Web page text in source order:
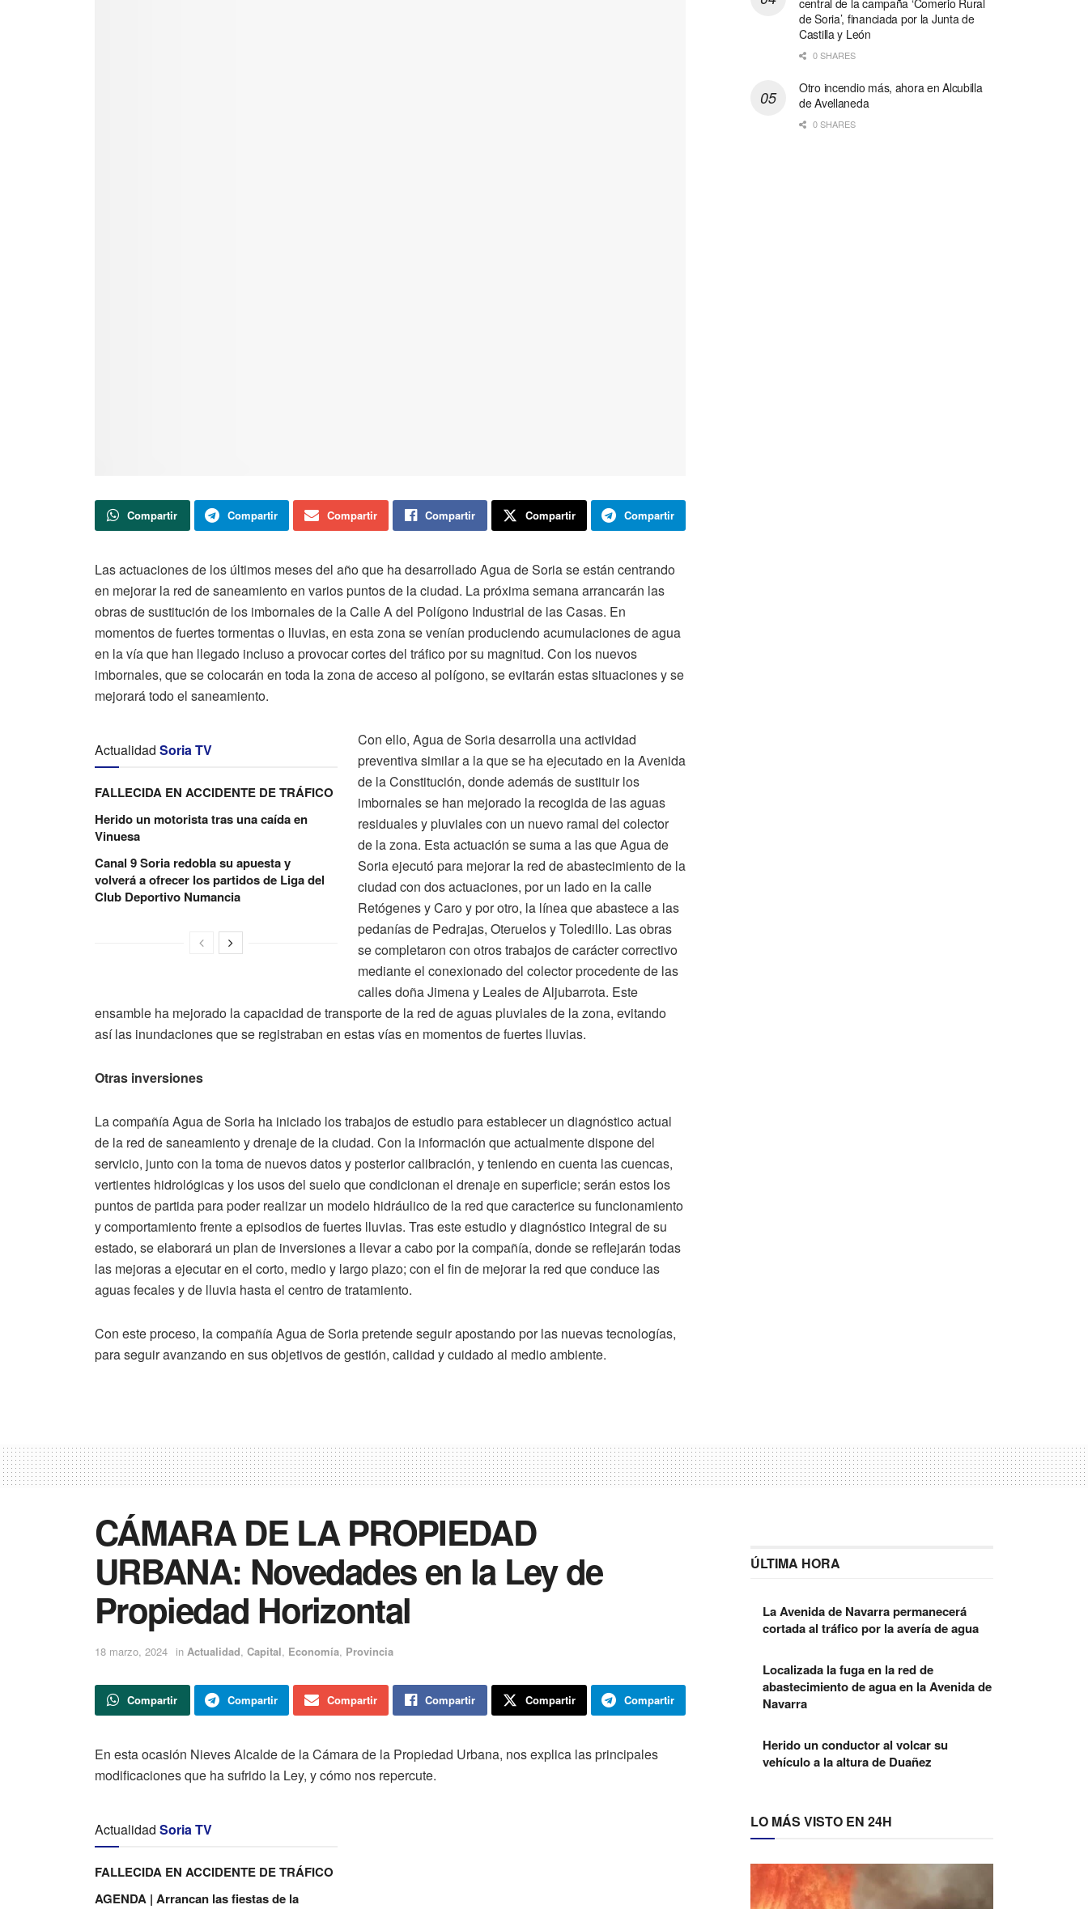
Compartir Compartir Compartir Compartir Compartir Compartir
Las actuaciones de los últimos meses del año que ha desarrollado Agua de Soria se están centrando
en mejorar la red de saneamiento en varios puntos de la ciudad. La próxima semana arrancarán las
obras de sustitución de los imbornales de la Calle A del Polígono Industrial de las Casas. En
momentos de fuertes tormentas o lluvias, en esta zona se venían produciendo acumulaciones de agua
en la vía que han llegado incluso a provocar cortes del tráfico por su magnitud. Con los nuevos
imbornales, que se colocarán en toda la zona de acceso al polígono, se evitarán estas situaciones y se
mejorará todo el saneamiento.
Actualidad Soria TV
FALLECIDA EN ACCIDENTE DE TRÁFICO
Herido un motorista tras una caída en
Vinuesa
Canal 9 Soria redobla su apuesta y
volverá a ofrecer los partidos de Liga del
Club Deportivo Numancia
Con ello, Agua de Soria desarrolla una actividad
preventiva similar a la que se ha ejecutado en la Avenida
de la Constitución, donde además de sustituir los
imbornales se han mejorado la recogida de las aguas
residuales y pluviales con un nuevo ramal del colector
de la zona. Esta actuación se suma a las que Agua de
Soria ejecutó para mejorar la red de abastecimiento de la
ciudad con dos actuaciones, por un lado en la calle
Retógenes y Caro y por otro, la línea que abastece a las
pedanías de Pedrajas, Oteruelos y Toledillo. Las obras
se completaron con otros trabajos de carácter correctivo
mediante el conexionado del colector procedente de las
calles doña Jimena y Leales de Aljubarrota. Este
ensamble ha mejorado la capacidad de transporte de la red de aguas pluviales de la zona, evitando
así las inundaciones que se registraban en estas vías en momentos de fuertes lluvias.
Otras inversiones
La compañía Agua de Soria ha iniciado los trabajos de estudio para establecer un diagnóstico actual
de la red de saneamiento y drenaje de la ciudad. Con la información que actualmente dispone del
servicio, junto con la toma de nuevos datos y posterior calibración, y teniendo en cuenta las cuencas,
vertientes hidrológicas y los usos del suelo que condicionan el drenaje en superficie; serán estos los
puntos de partida para poder realizar un modelo hidráulico de la red que caracterice su funcionamiento
y comportamiento frente a episodios de fuertes lluvias. Tras este estudio y diagnóstico integral de su
estado, se elaborará un plan de inversiones a llevar a cabo por la compañía, donde se reflejarán todas
las mejoras a ejecutar en el corto, medio y largo plazo; con el fin de mejorar la red que conduce las
aguas fecales y de lluvia hasta el centro de tratamiento.
Con este proceso, la compañía Agua de Soria pretende seguir apostando por las nuevas tecnologías,
para seguir avanzando en sus objetivos de gestión, calidad y cuidado al medio ambiente.
de Soria’, financiada por la Junta de
Castilla y León
0 SHARES
Otro incendio más, ahora en Alcubilla
de Avellaneda
0 SHARES
CÁMARA DE LA PROPIEDAD
URBANA: Novedades en la Ley de
Propiedad Horizontal
18 marzo, 2024 in Actualidad, Capital, Economía, Provincia
Compartir Compartir Compartir Compartir Compartir Compartir
En esta ocasión Nieves Alcalde de la Cámara de la Propiedad Urbana, nos explica las principales
modificaciones que ha sufrido la Ley, y cómo nos repercute.
Actualidad Soria TV
FALLECIDA EN ACCIDENTE DE TRÁFICO
AGENDA | Arrancan las fiestas de la
ÚLTIMA HORA
La Avenida de Navarra permanecerá
cortada al tráfico por la avería de agua
Localizada la fuga en la red de
abastecimiento de agua en la Avenida de
Navarra
Herido un conductor al volcar su
vehículo a la altura de Duañez
LO MÁS VISTO EN 24H